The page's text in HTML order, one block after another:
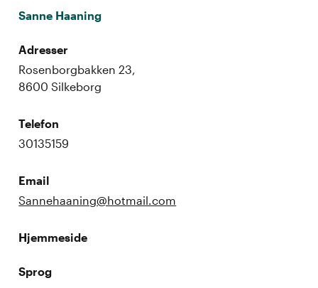
Sanne Haaning
Adresser
Rosenborgbakken 23,
8600 Silkeborg
Telefon
30135159
Email
Sannehaaning@hotmail.com
Hjemmeside
Sprog